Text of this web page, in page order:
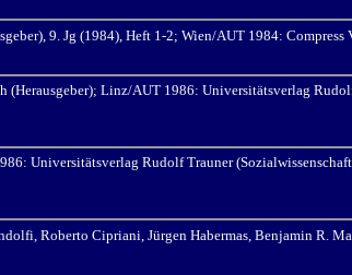
9. Jg (1984), Heft 1-2; Wien/AUT 1984:
(Herausgeber); Linz/AUT 1986: Universitätsverlag
Universitätsverlag Rudolf Trauner
Roberto Cipriani, Jürgen Habermas, Benjamin R.